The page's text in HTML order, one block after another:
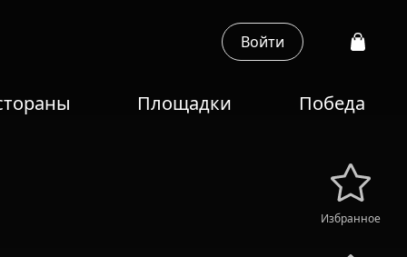
Войти
Площадки Победа
Избранное